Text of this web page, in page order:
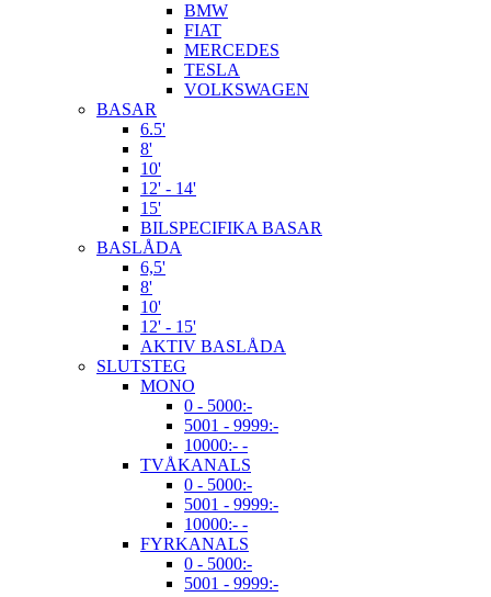
BMW
FIAT
MERCEDES
TESLA
VOLKSWAGEN
BASAR
6.5'
8'
10'
12' - 14'
15'
BILSPECIFIKA BASAR
BASLÅDA
6,5'
8'
10'
12' - 15'
AKTIV BASLÅDA
SLUTSTEG
MONO
0 - 5000:-
5001 - 9999:-
10000:- -
TVÅKANALS
0 - 5000:-
5001 - 9999:-
10000:- -
FYRKANALS
0 - 5000:-
5001 - 9999:-